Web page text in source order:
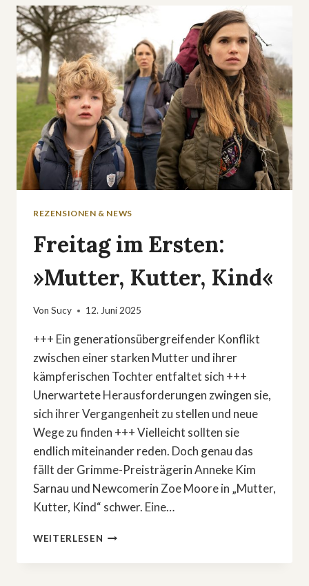
REZENSIONEN & NEWS
Freitag im Ersten:
»Mutter, Kutter, Kind«
Von Sucy 12. Juni 2025
+++ Ein generationsübergreifender Konflikt
zwischen einer starken Mutter und ihrer
kämpferischen Tochter entfaltet sich +++
Unerwartete Herausforderungen zwingen sie,
sich ihrer Vergangenheit zu stellen und neue
Wege zu finden +++ Vielleicht sollten sie
endlich miteinander reden. Doch genau das
fällt der Grimme-Preisträgerin Anneke Kim
Sarnau und Newcomerin Zoe Moore in „Mutter,
Kutter, Kind“ schwer. Eine…
WEITERLESEN FREITAG
ERSTEN: